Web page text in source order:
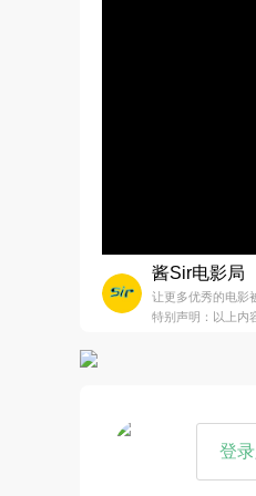
酱Sir电影局
让更多优秀的电影
特别声明：以上内
登录